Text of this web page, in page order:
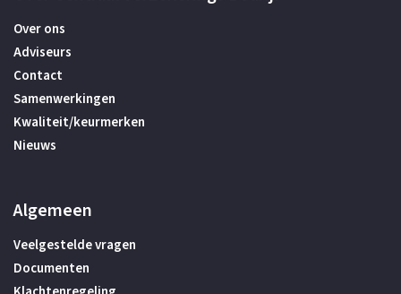
Over ons
Adviseurs
Contact
Samenwerkingen
Kwaliteit/keurmerken
Nieuws
Algemeen
Veelgestelde vragen
Documenten